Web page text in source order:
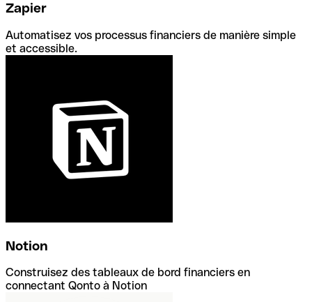
Zapier
Automatisez vos processus financiers de manière simple
et accessible.
Notion
Construisez des tableaux de bord financiers en
connectant Qonto à Notion